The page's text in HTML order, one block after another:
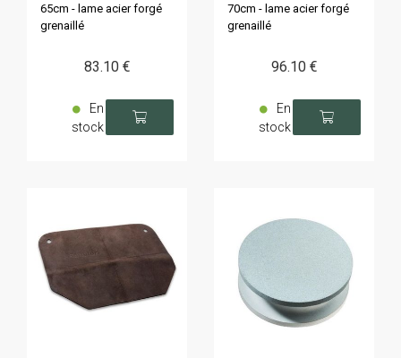
65cm - lame acier forgé
grenaillé
83.10 €
En
stock
70cm - lame acier forgé
grenaillé
96.10 €
En
stock